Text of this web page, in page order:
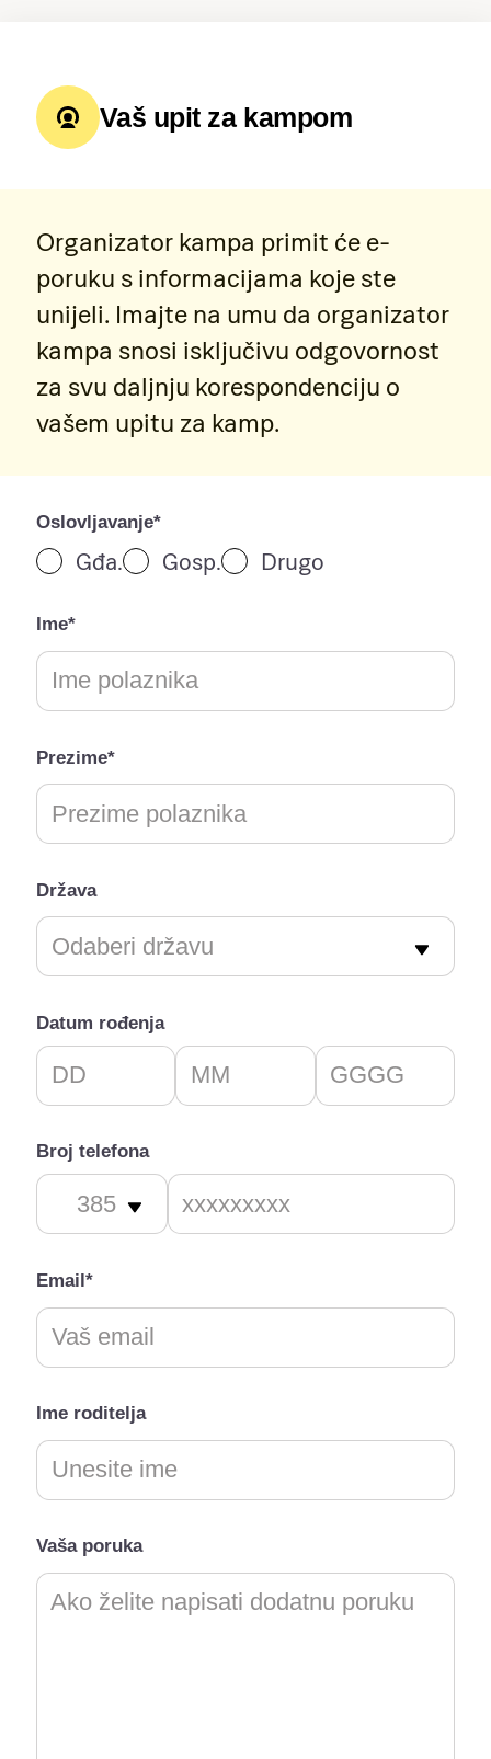
Vaš upit za kampom
Organizator kampa primit će e-
poruku s informacijama koje ste
unijeli. Imajte na umu da organizator
kampa snosi isključivu odgovornost
za svu daljnju korespondenciju o
vašem upitu za kamp.
Oslovljavanje*
Gđa. Gosp. Drugo
Ime*
Prezime*
Država
Datum rođenja
Broj telefona
Email*
Ime roditelja
Vaša poruka